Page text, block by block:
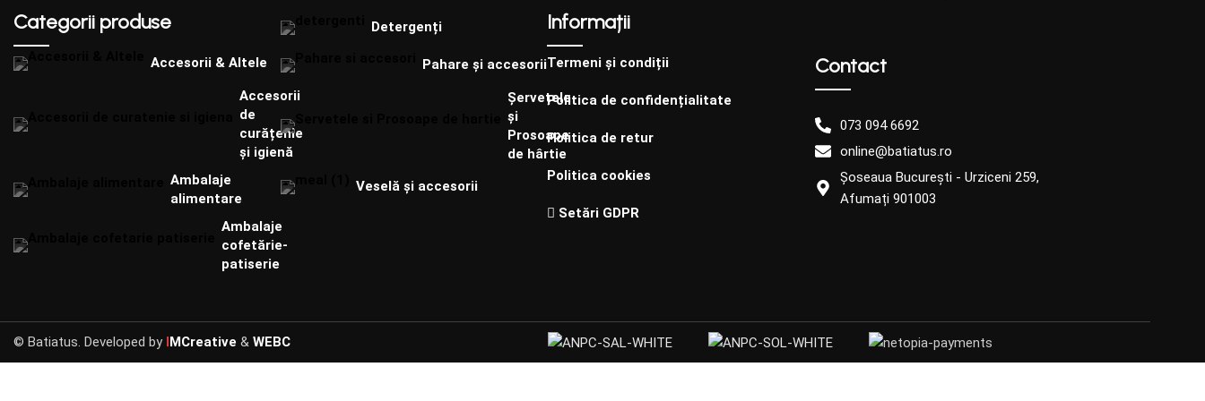
Categorii produse
Accesorii & Altele
Accesorii
de
curățenie
și igienă
Ambalaje
alimentare
Ambalaje
cofetărie-
patiserie
Detergenți
Pahare și accesorii
Șervețele
și
Prosoape
de hârtie
Veselă și accesorii
Informații
Termeni și condiții
Politica de confidențialitate
Politica de retur
Politica cookies
Setări GDPR
Contact
073 094 6692
online@batiatus.ro
Șoseaua București - Urziceni 259,
Afumați 901003
© Batiatus. Developed by IMCreative & WEBC